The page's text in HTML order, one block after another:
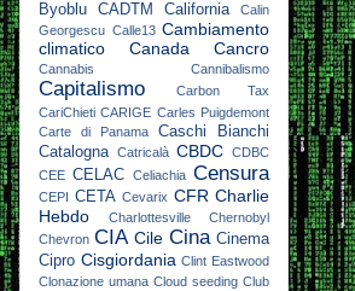
Byoblu
CADTM California
Calin
Georgescu Calle13 Cambiamento
climatico
Canada Cancro
Cannabis Cannibalismo
Capitalismo
Carbon Tax
CariChieti CARIGE Carles Puigdemont
Carte di Panama
Caschi Bianchi
Catalogna Catricalà CBDC CDBC
CEE CELAC Celiachia Censura
CEPI CETA Cevarix CFR Charlie
Hebdo
Charlottesville
Chernobyl
Chevron CIA Cile Cina Cinema
Cipro Cisgiordania Clint Eastwood
Clonazione umana Cloud seeding Club